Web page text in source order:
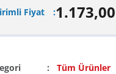
Fiyat
Tüm Ürünler